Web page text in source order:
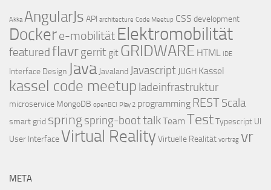
Akka AngularJs API architecture Code Meetup CSS development
Dockere-mobilität Elektromobilität
featured flavrgerrit git GRIDWARE HTML IDE
Interface Design Java Javaland Javascript JUGH Kassel
kassel code meetup ladeinfrastruktur
microservice MongoDB openBCI Play 2 programming RESTScala
smart grid springspring-boottalkTeamTestTypescript UI
User Interface Virtual Reality Virtuelle Realität vortrag vr
META